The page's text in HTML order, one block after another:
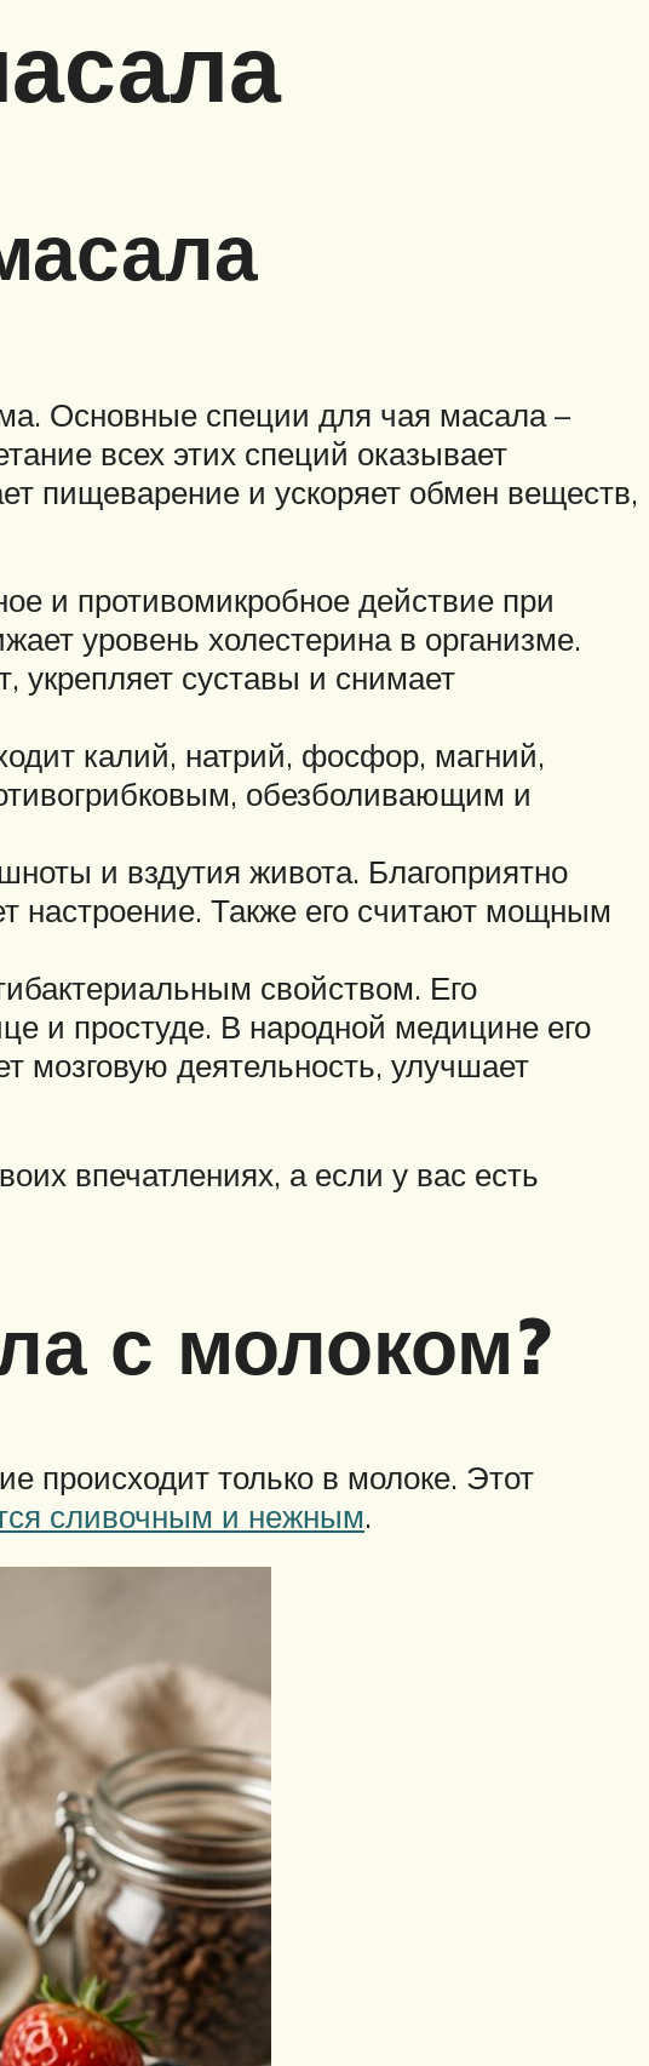
Основные специи для чая масала –
всех этих специй оказывает
пищеварение и ускоряет обмен веществ,
и противомикробное действие при
уровень холестерина в организме.
укрепляет суставы и снимает
калий, натрий, фосфор, магний,
обезболивающим и
и вздутия живота. Благоприятно
настроение. Также его считают мощным
свойством. Его
и простуде. В народной медицине его
мозговую деятельность, улучшает
впечатлениях, а если у вас есть
с молоком?
происходит только в молоке. Этот
сливочным и нежным.